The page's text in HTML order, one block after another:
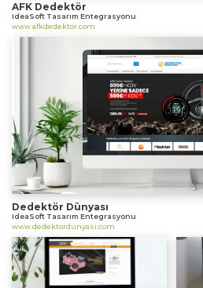
AFK Dedektör
IdeaSoft Tasarım Entegrasyonu
www.afkdedektor.com
Dedektör Dünyası
IdeaSoft Tasarım Entegrasyonu
www.dedektordunyasi.com